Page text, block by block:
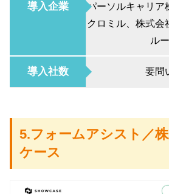
導入企業
パーソルキャリア
クロミル、株式会
ル
導入社数 要問
5.フォームアシスト／
ケース